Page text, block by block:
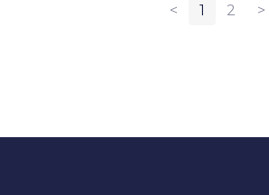
< 1 2 >